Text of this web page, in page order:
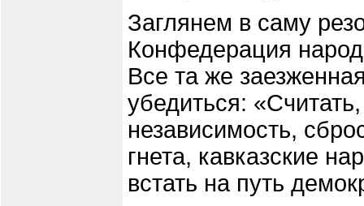
Заглянем в саму
Конфедерация
Все та же
убедиться:
независимость,
гнета, кавказские
встать на путь